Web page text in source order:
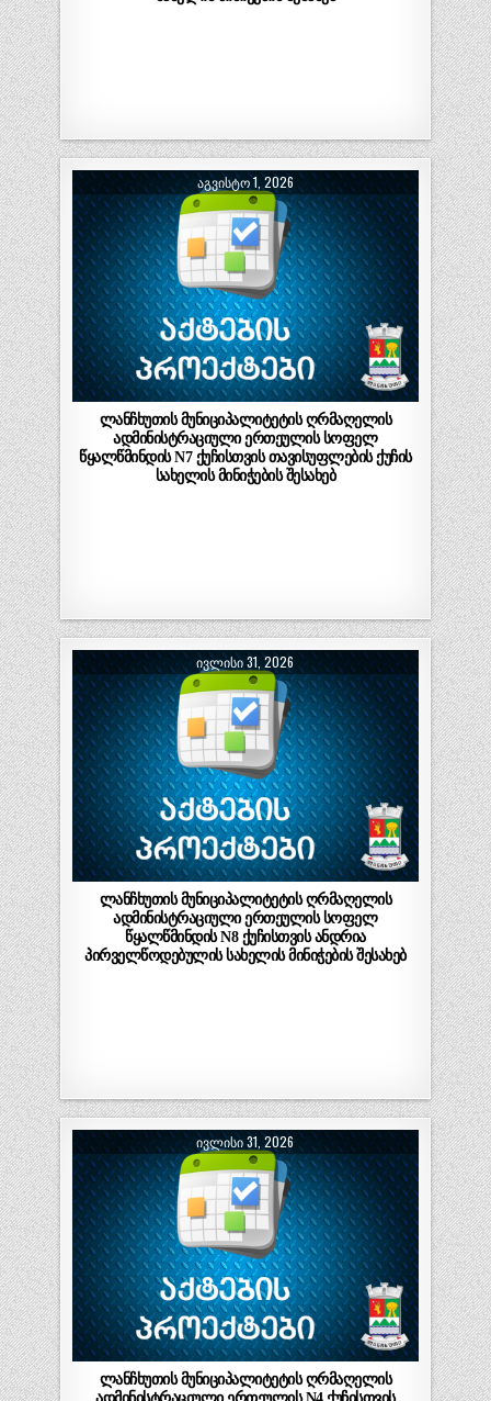
ᲐᲒᲕᲘᲡᲢᲝ 1, 2026
ლანჩხუთის მუნიციპალიტეტის ღრმაღელის
ადმინისტრაციული ერთეულის სოფელ
წყალწმინდის N7 ქუჩისთვის თავისუფლების ქუჩის
სახელის მინიჭების შესახებ
ᲘᲕᲚᲘᲡᲘ 31, 2026
ლანჩხუთის მუნიციპალიტეტის ღრმაღელის
ადმინისტრაციული ერთეულის სოფელ
წყალწმინდის N8 ქუჩისთვის ანდრია
პირველწოდებულის სახელის მინიჭების შესახებ
ᲘᲕᲚᲘᲡᲘ 31, 2026
ლანჩხუთის მუნიციპალიტეტის ღრმაღელის